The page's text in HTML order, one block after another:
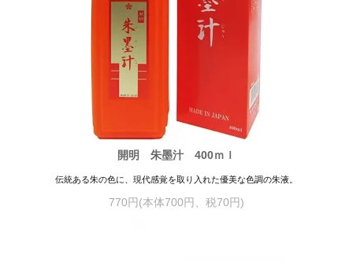
開明 朱墨汁 400ｍｌ
伝統ある朱の色に、現代感覚を取り入れた優美な色調の朱液。
770円(本体700円、税70円)